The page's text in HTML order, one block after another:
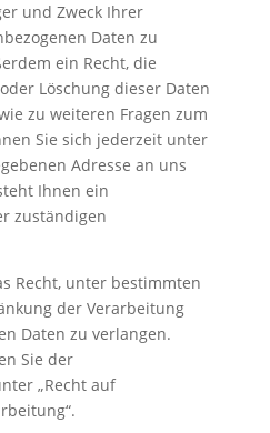
und Zweck Ihrer
Daten zu
ein Recht, die
Löschung dieser Daten
zu weiteren Fragen zum
Sie sich jederzeit unter
Adresse an uns
Ihnen ein
zuständigen
Recht, unter bestimmten
der Verarbeitung
Daten zu verlangen.
Sie der
„Recht auf